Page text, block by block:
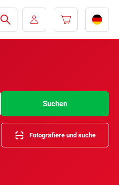
Suchen
Fotografiere und suche